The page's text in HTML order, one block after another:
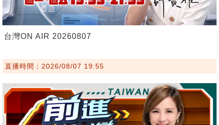
台灣ON AIR 20260807
直播時間：2026/08/07 19:55